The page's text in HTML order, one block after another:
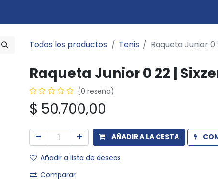
Todos los productos Tenis Raqueta Junior 0
Raqueta Junior 0 22 |
(0 reseña)
$ 50.700,00
AÑADIR A LA CESTA
Añadir a lista de deseos
Comparar